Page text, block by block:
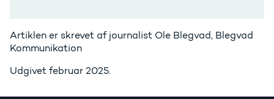
Artiklen er skrevet af journalist Ole Blegvad, Blegvad
Kommunikation
Udgivet februar 2025.